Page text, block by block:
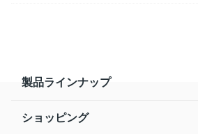
製品ラインナップ
ショッピング